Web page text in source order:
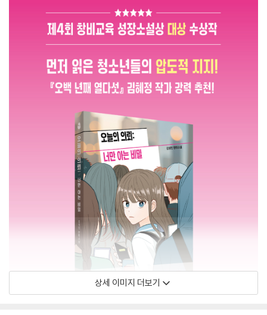
상세 이미지 더보기